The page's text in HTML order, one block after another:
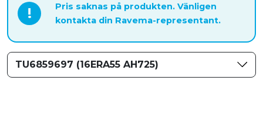
!
Pris saknas på produkten. Vänligen
kontakta din Ravema-representant.
TU6859697 (16ERA55 AH725)